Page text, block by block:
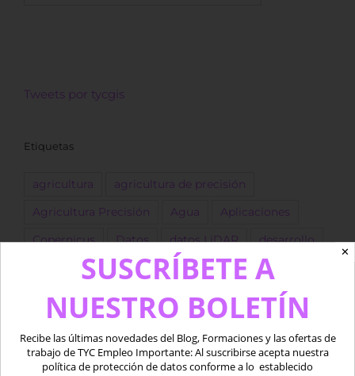
Tweets por tycgis
Etiquetas
agricultura agricultura de precisión
Agricultura Precisión Agua Aplicaciones
Copernicus Datos datos LiDAR desarrollo
Descarga dron Drones empleo
forestal Fotogrametría GEE GIS golf
Imágenes satélite ingeniero Landsat
✕
SUSCRÍBETE A
NUESTRO BOLETÍN
Recibe las últimas novedades del Blog, Formaciones y las ofertas de
trabajo de TYC Empleo Importante: Al suscribirse acepta nuestra
política de protección de datos conforme a lo establecido